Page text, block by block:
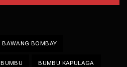
BAWANG BOMBAY
BUMBU BUMBU KAPULAGA